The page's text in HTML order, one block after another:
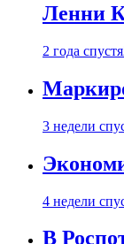
Ленни
2 года спустя
3 недели
4 недели
В